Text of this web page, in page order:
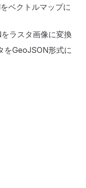
ベクトルマップに
ラスタ画像に変換
GeoJSON形式に